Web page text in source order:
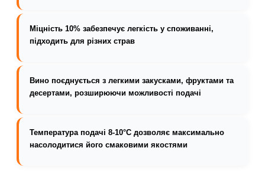
Міцність 10% забезпечує легкість у споживанні,
підходить для різних страв
Вино поєднується з легкими закусками, фруктами та
десертами, розширюючи можливості подачі
Температура подачі 8-10°C дозволяє максимально
насолодитися його смаковими якостями